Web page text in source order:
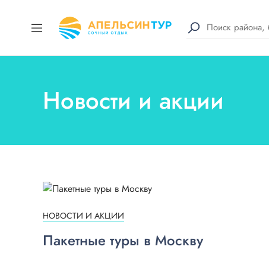
Новости и акции
НОВОСТИ И АКЦИИ
Пакетные туры в Москву